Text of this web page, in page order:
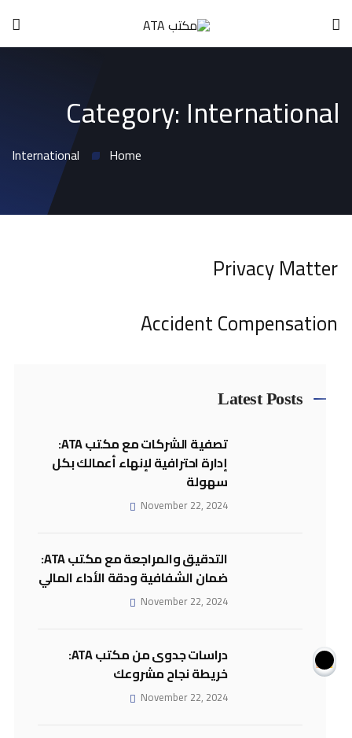
Category:International
Home
International
Privacy Matter
Accident Compensation
Latest Posts
تصفية الشركات مع مكتب ATA:
إدارة احترافية لإنهاء أعمالك بكل
سهولة
November 22, 2024
التدقيق والمراجعة مع مكتب ATA:
ضمان الشفافية ودقة الأداء المالي
November 22, 2024
دراسات جدوى من مكتب ATA:
خريطة نجاح مشروعك
November 22, 2024